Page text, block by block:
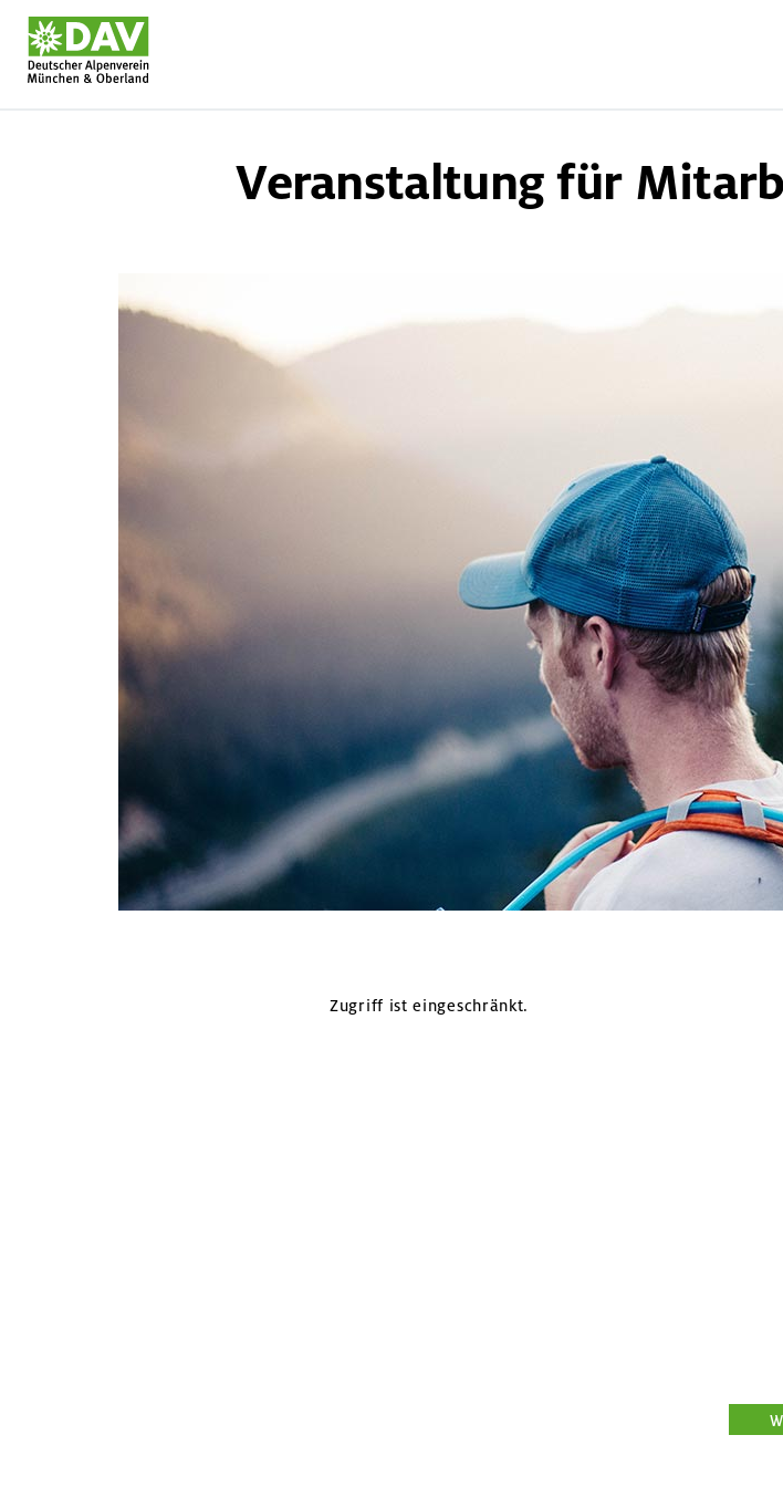
DAV München & Oberland E-Learning
Veranstaltung für
Zugriff ist eingeschränkt.